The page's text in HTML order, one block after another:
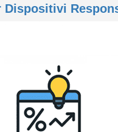
Dispositivi